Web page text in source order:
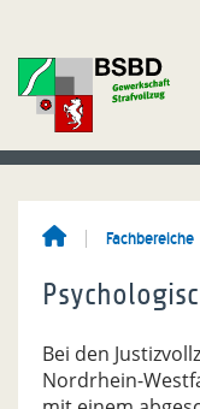
Fachbereiche
Bei den
Nordrhein-